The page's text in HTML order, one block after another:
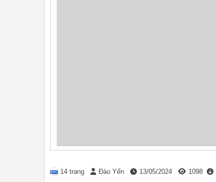
14 trang Đào Yến 13/05/2024 1098